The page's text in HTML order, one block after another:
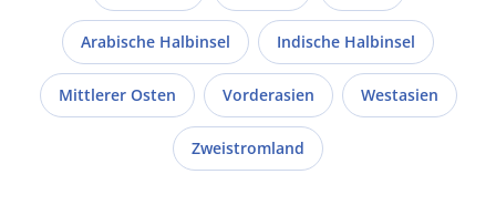
Arabische Halbinsel Indische Halbinsel
Mittlerer Osten Vorderasien Westasien
Zweistromland